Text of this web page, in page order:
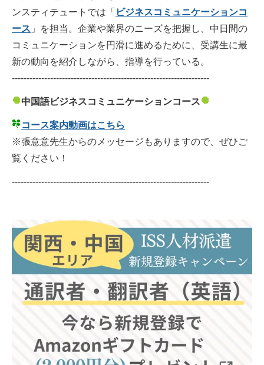
ンスティテュートでは「 ビジネスコミュニケーションコ
ース 」を担当。企業や業界のニーズを把握し、中日間の
コミュニケーションを円滑に進めるために、受講生に最
新の動向を紹介しながら、指導を行っている。
-------------------------------------------------------------------
中国語ビジネスコミュニケーションコース
コース案内動画はこちら
※張意意先生からのメッセージもありますので、ぜひご
覧ください！
-------------------------------------------------------------------